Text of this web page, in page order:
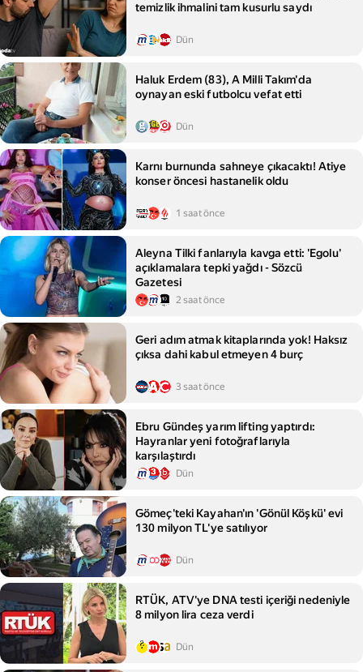
temizlik ihmalini tam kusurlu saydı
Dün
Haluk Erdem (83), A Milli Takım'da
oynayan eski futbolcu vefat etti
Dün
Karnı burnunda sahneye çıkacaktı! Atiye
konser öncesi hastanelik oldu
1 saat önce
Aleyna Tilki fanlarıyla kavga etti: 'Egolu'
açıklamalara tepki yağdı - Sözcü
Gazetesi
2 saat önce
Geri adım atmak kitaplarında yok! Haksız
çıksa dahi kabul etmeyen 4 burç
3 saat önce
Ebru Gündeş yarım lifting yaptırdı:
Hayranlar yeni fotoğraflarıyla
karşılaştırdı
Dün
Gömeç'teki Kayahan'ın 'Gönül Köşkü' evi
130 milyon TL'ye satılıyor
Dün
RTÜK, ATV'ye DNA testi içeriği nedeniyle
8 milyon lira ceza verdi
Dün